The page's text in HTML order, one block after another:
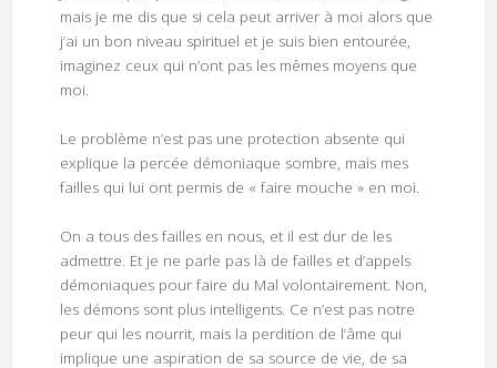
mais je me dis que si cela peut arriver à moi alors que
j’ai un bon niveau spirituel et je suis bien entourée,
imaginez ceux qui n’ont pas les mêmes moyens que
moi.
Le problème n’est pas une protection absente qui
explique la percée démoniaque sombre, mais mes
failles qui lui ont permis de « faire mouche » en moi.
On a tous des failles en nous, et il est dur de les
admettre. Et je ne parle pas là de failles et d’appels
démoniaques pour faire du Mal volontairement. Non,
les démons sont plus intelligents. Ce n’est pas notre
peur qui les nourrit, mais la perdition de l’âme qui
implique une aspiration de sa source de vie, de sa